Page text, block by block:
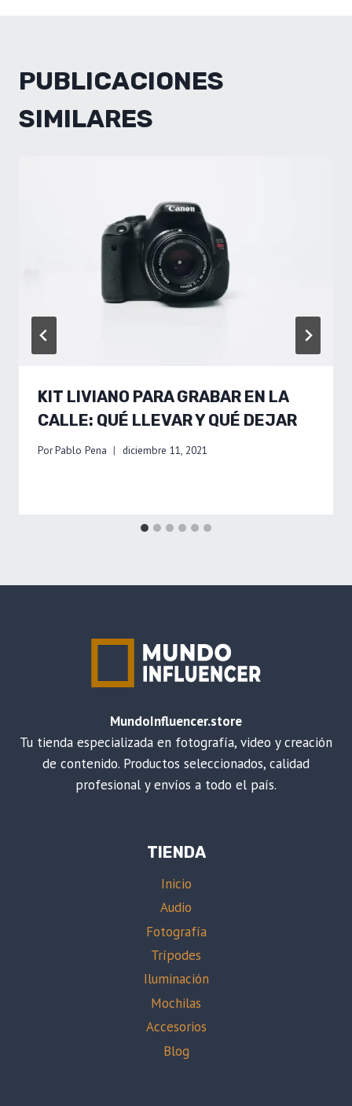
PUBLICACIONES
SIMILARES
KIT LIVIANO PARA GRABAR EN LA
CALLE: QUÉ LLEVAR Y QUÉ DEJAR
PorPablo Pena diciembre 11, 2021
MundoInfluencer.store
Tu tienda especializada en fotografía, video y creación
de contenido. Productos seleccionados, calidad
profesional y envíos a todo el país.
TIENDA
Inicio
Audio
Fotografía
Trípodes
Iluminación
Mochilas
Accesorios
Blog